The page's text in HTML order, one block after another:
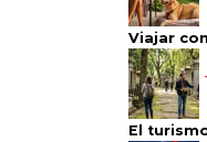
Viajar
El